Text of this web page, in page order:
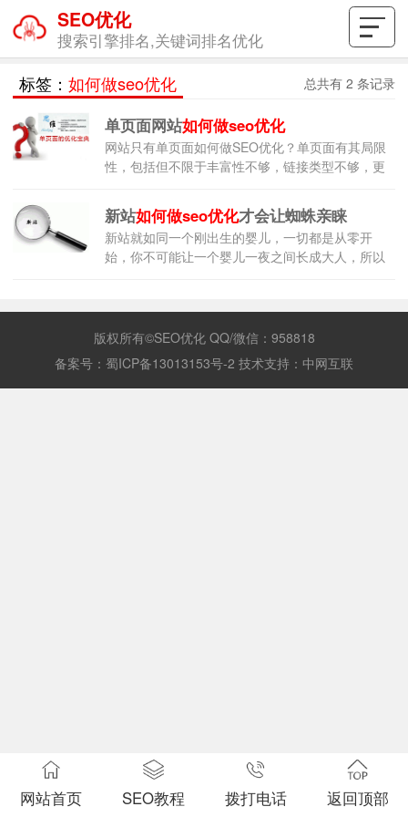
SEO优化
搜索引擎排名,关键词排名优化
标签： 如何做seo优化 总共有 2 条记录
单页面网站如何做seo优化
网站只有单页面如何做SEO优化？单页面有其局限
性，包括但不限于丰富性不够，链接类型不够，更
的SEO优化技术，或者说侧重点。
新站如何做seo优化才会让蜘蛛亲睐
新站就如同一个刚出生的婴儿，一切都是从零开
始，你不可能让一个婴儿一夜之间长成大人，所以
程，很多人拿到一个新站之后不知所措
版权所有©SEO优化 QQ/微信：958818
备案号： 蜀ICP备13013153号-2 技术支持： 中网互联
网站首页 SEO教程 拨打电话 返回顶部